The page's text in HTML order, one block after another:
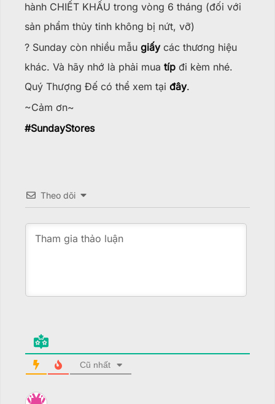
hành CHIẾT KHẤU trong vòng 6 tháng (đối với
sản phẩm thủy tinh không bị nứt, vỡ)
? Sunday còn nhiều mẫu giấycác thương hiệu
khác. Và hãy nhớ là phải mua típ đi kèm nhé.
Quý Thượng Đế có thể xem tại đây.
~Cảm ơn~
#SundayStores
Theo dõi
Cũ nhất